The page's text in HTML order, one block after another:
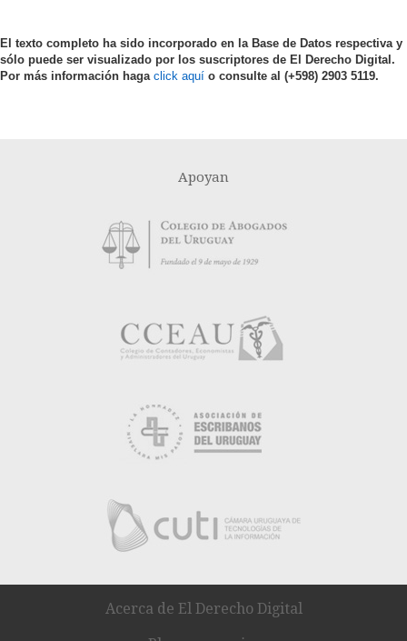
El texto completo ha sido incorporado en la Base de Datos respectiva y
sólo puede ser visualizado por los suscriptores de El Derecho Digital.
Por más información haga click aquí o consulte al (+598) 2903 5119.
Apoyan
Acerca de El Derecho Digital